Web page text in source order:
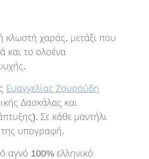
χαράς, μετάξι που
και το ολοένα
Ευαγγελίας Ζουρούδη
Δασκάλας και
Σε κάθε μαντήλι
της υπογραφή.
αγνό 100% ελληνικό